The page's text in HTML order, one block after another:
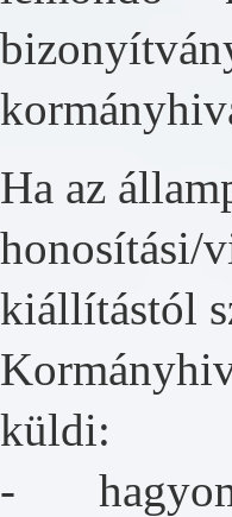
Ha az
honosítási/
kiállítástól
küldi:
-